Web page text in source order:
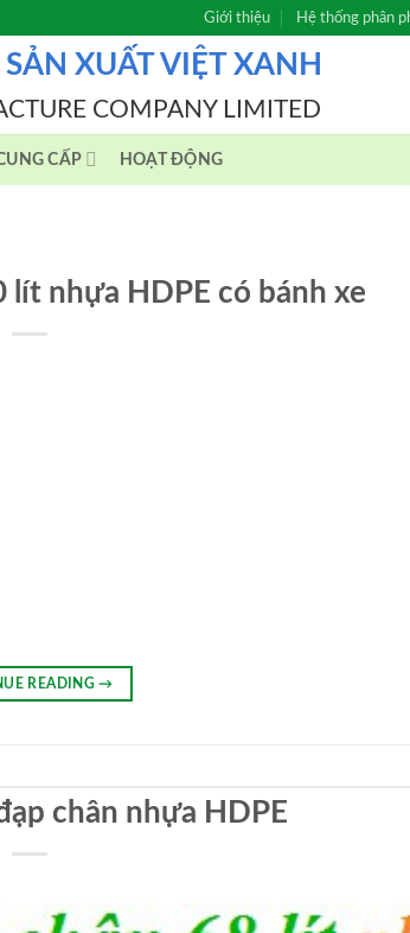
Giới thiệu Hệ thống phân
XUẤT VIỆT XANH
COMPANY LIMITED
CẤP HOẠT ĐỘNG
lít nhựa HDPE có bánh xe
READING→
chân nhựa HDPE